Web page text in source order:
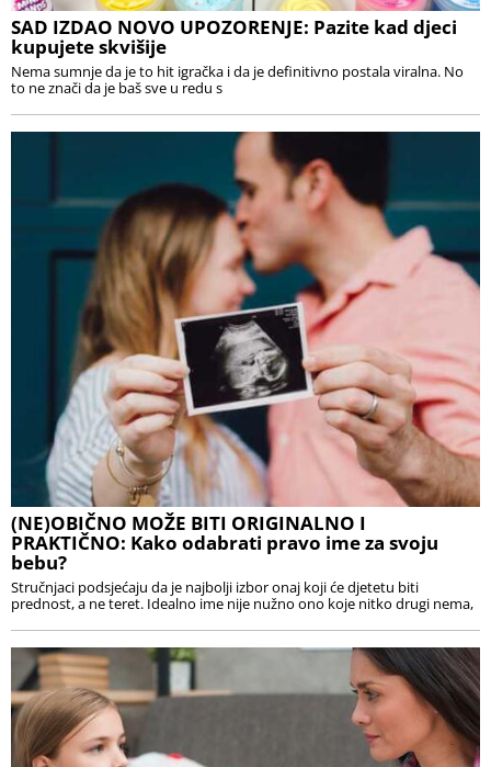
SAD IZDAO NOVO UPOZORENJE: Pazite kad djeci
kupujete skvišije
Nema sumnje da je to hit igračka i da je definitivno postala viralna. No
to ne znači da je baš sve u redu s
(NE)OBIČNO MOŽE BITI ORIGINALNO I
PRAKTIČNO: Kako odabrati pravo ime za svoju
bebu?
Stručnjaci podsjećaju da je najbolji izbor onaj koji će djetetu biti
prednost, a ne teret. Idealno ime nije nužno ono koje nitko drugi nema,